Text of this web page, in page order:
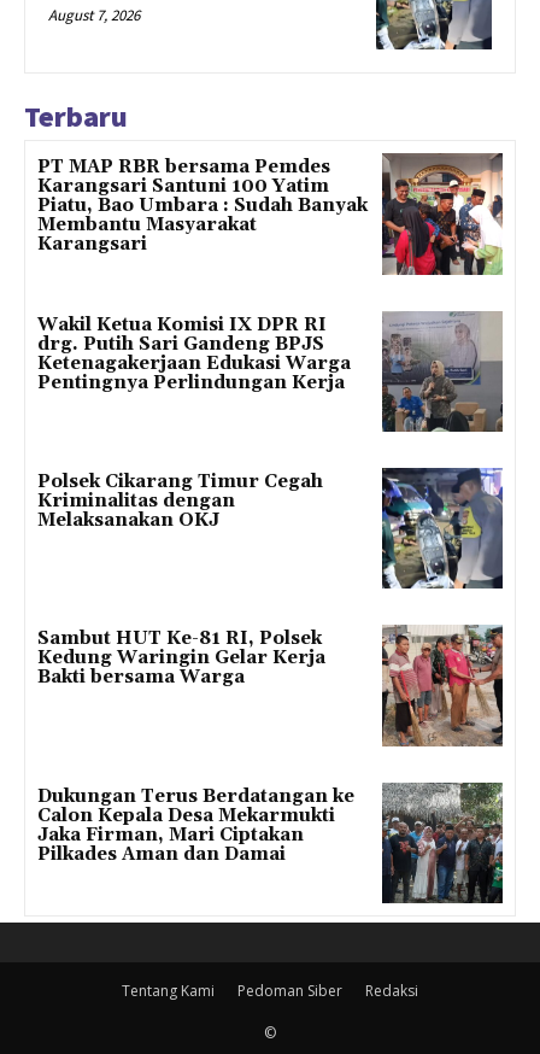
August 7, 2026
Terbaru
PT MAP RBR bersama Pemdes
Karangsari Santuni 100 Yatim
Piatu, Bao Umbara : Sudah Banyak
Membantu Masyarakat
Karangsari
Wakil Ketua Komisi IX DPR RI
drg. Putih Sari Gandeng BPJS
Ketenagakerjaan Edukasi Warga
Pentingnya Perlindungan Kerja
Polsek Cikarang Timur Cegah
Kriminalitas dengan
Melaksanakan OKJ
Sambut HUT Ke-81 RI, Polsek
Kedung Waringin Gelar Kerja
Bakti bersama Warga
Dukungan Terus Berdatangan ke
Calon Kepala Desa Mekarmukti
Jaka Firman, Mari Ciptakan
Pilkades Aman dan Damai
Tentang Kami Pedoman Siber Redaksi
©